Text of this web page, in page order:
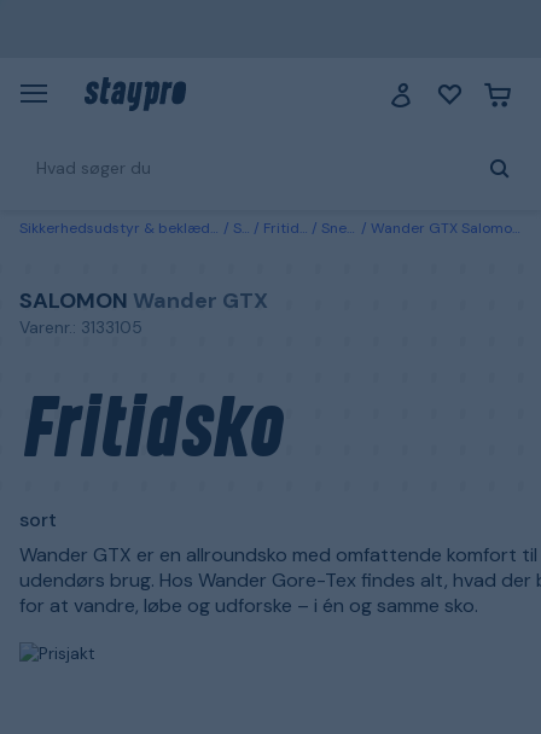
Sikkerhedsudstyr & beklædning Sko Fritidssko Sneakers Wander GTX Salomon Fritidsko sort 41 1/3
SALOMON Wander GTX
Varenr.: 3133105
Fritidsko
sort
Wander GTX er en allroundsko med omfattende komfort til
udendørs brug. Hos Wander Gore-Tex findes alt, hvad der
for at vandre, løbe og udforske – i én og samme sko.